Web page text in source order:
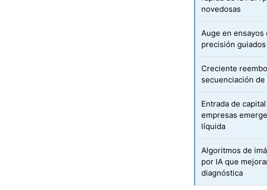
novedosas
Auge en ensayos
precisión
Creciente
secuenciación
Entrada de
empresas
líquida
Algoritmos de
por IA que
diagnóstica